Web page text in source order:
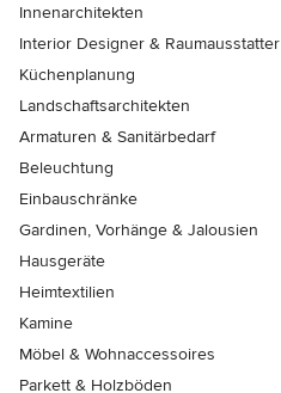
Innenarchitekten
Interior Designer & Raumausstatter
Küchenplanung
Landschaftsarchitekten
Armaturen & Sanitärbedarf
Beleuchtung
Einbauschränke
Gardinen, Vorhänge & Jalousien
Hausgeräte
Heimtextilien
Kamine
Möbel & Wohnaccessoires
Parkett & Holzböden